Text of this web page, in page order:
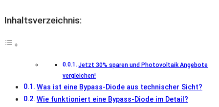
Inhaltsverzeichnis:
Jetzt 30% sparen und Photovoltaik Angebote
vergleichen!
Was ist eine Bypass-Diode aus technischer Sicht?
Wie funktioniert eine Bypass-Diode im Detail?